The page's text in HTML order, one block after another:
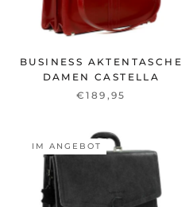
BUSINESS AKTENTASCHE
DAMEN CASTELLA
€189,95
IM ANGEBOT